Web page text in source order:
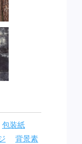
包装紙
背景素